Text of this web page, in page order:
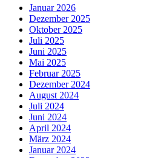
Januar 2026
Dezember 2025
Oktober 2025
Juli 2025
Juni 2025
Mai 2025
Februar 2025
Dezember 2024
August 2024
Juli 2024
Juni 2024
April 2024
März 2024
Januar 2024